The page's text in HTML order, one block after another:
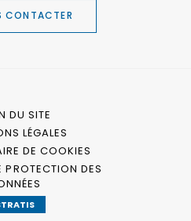
CONTACTER
DU SITE
LÉGALES
DE COOKIES
PROTECTION DES